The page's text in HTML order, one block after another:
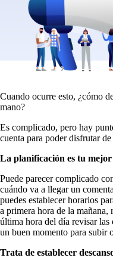
Cuando ocurre esto, ¿cómo
mano?
Es complicado, pero hay
cuenta para poder disfrutar
La planificación es tu
Puede parecer complicado
cuándo va a llegar un
puedes establecer horarios
a primera hora de la mañana,
última hora del día revisar las
un buen momento para subir
Trata de establecer